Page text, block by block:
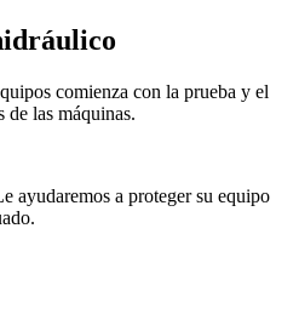
comienza con la prueba y el
de las máquinas.
ayudaremos a proteger su equipo